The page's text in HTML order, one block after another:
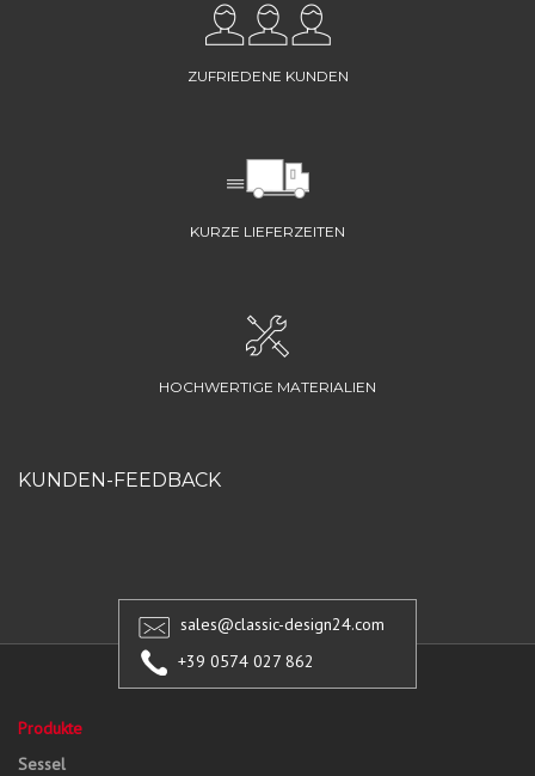
ZUFRIEDENE KUNDEN
KURZE LIEFERZEITEN
HOCHWERTIGE MATERIALIEN
KUNDEN-FEEDBACK
sales@classic-design24.com
+39 0574 027 862
Produkte
Sessel